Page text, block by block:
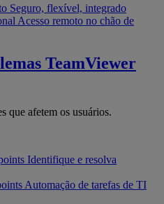
Seguro, flexível, integrado
Acesso remoto no chão de
TeamViewer
que afetem os usuários.
Identifique e resolva
Automação de tarefas de TI